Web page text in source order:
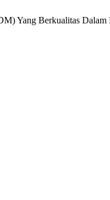
Yang Berkualitas